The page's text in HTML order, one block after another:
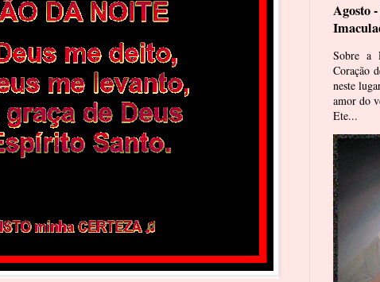
Agosto
Sobre a
Coração
neste
amor do
Ete...